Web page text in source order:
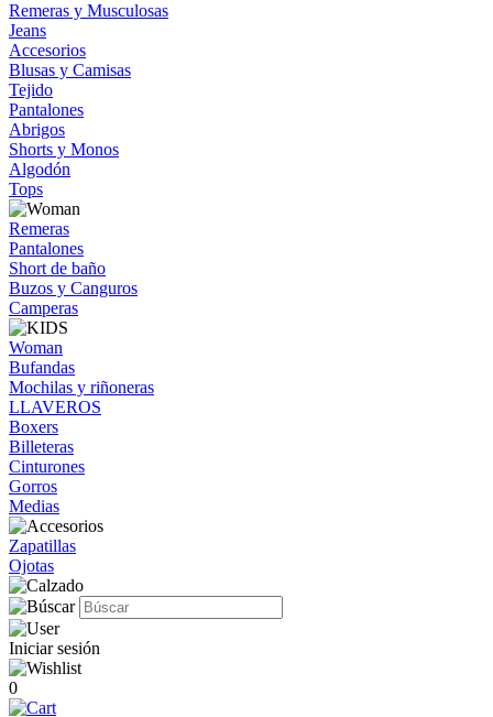
Remeras y Musculosas
Jeans
Accesorios
Blusas y Camisas
Tejido
Pantalones
Abrigos
Shorts y Monos
Algodón
Tops
Remeras
Pantalones
Short de baño
Buzos y Canguros
Camperas
Woman
Bufandas
Mochilas y riñoneras
LLAVEROS
Boxers
Billeteras
Cinturones
Gorros
Medias
Zapatillas
Ojotas
Iniciar sesión
0